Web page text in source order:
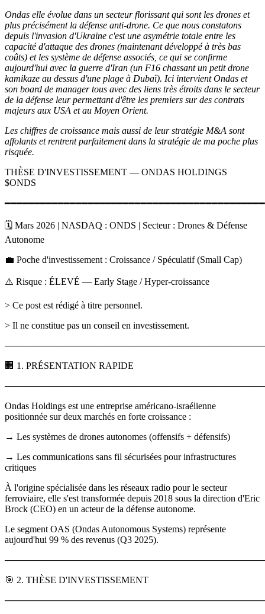
Ondas elle évolue dans un secteur florissant qui sont les drones et
plus précisément la défense anti-drone. Ce que nous constatons
depuis l'invasion d'Ukraine c'est une asymétrie totale entre les
capacité d'attaque des drones (maintenant développé à très bas
coûts) et les système de défense associés, ce qui se confirme
aujourd'hui avec la guerre d'Iran (un F16 chassant un petit drone
kamikaze au dessus d'une plage à Dubaï). Ici intervient Ondas et
son board de manager tous avec des liens très étroits dans le secteur
de la défense leur permettant d'être les premiers sur des contrats
majeurs aux USA et au Moyen Orient.
Les chiffres de croissance mais aussi de leur stratégie M&A sont
affolants et rentrent parfaitement dans la stratégie de ma poche plus
risquée.
THÈSE D'INVESTISSEMENT — ONDAS HOLDINGS
$ONDS
🗓️ Mars 2026 | NASDAQ : ONDS | Secteur : Drones & Défense
Autonome
💼 Poche d'investissement : Croissance / Spéculatif (Small Cap)
⚠️ Risque : ÉLEVÉ — Early Stage / Hyper-croissance
> Ce post est rédigé à titre personnel.
> Il ne constitue pas un conseil en investissement.
🏢 1. PRÉSENTATION RAPIDE
Ondas Holdings est une entreprise américano-israélienne
positionnée sur deux marchés en forte croissance :
→ Les systèmes de drones autonomes (offensifs + défensifs)
→ Les communications sans fil sécurisées pour infrastructures
critiques
À l'origine spécialisée dans les réseaux radio pour le secteur
ferroviaire, elle s'est transformée depuis 2018 sous la direction d'Eric
Brock (CEO) en un acteur de la défense autonome.
Le segment OAS (Ondas Autonomous Systems) représente
aujourd'hui 99 % des revenus (Q3 2025).
🎯 2. THÈSE D'INVESTISSEMENT